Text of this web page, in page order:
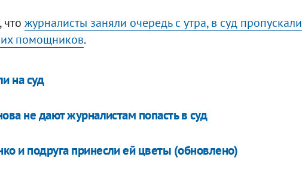
журналисты заняли очередь с утра, в суд пропускали
помощников.
на суд
не дают журналистам попасть в суд
и подруга принесли ей цветы (обновлено)